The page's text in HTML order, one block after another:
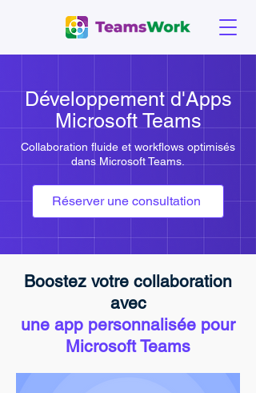
Développement d'Apps
Microsoft Teams
Collaboration fluide et workflows optimisés
dans Microsoft Teams.
Réserver une consultation
Boostez votre collaboration
avec
une app personnalisée pour
Microsoft Teams